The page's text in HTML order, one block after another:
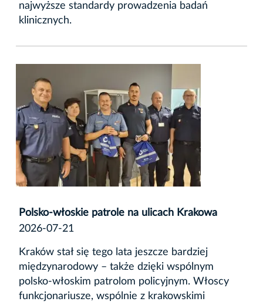
najwyższe standardy prowadzenia badań
klinicznych.
Polsko-włoskie patrole na ulicach Krakowa
2026-07-21
Kraków stał się tego lata jeszcze bardziej
międzynarodowy – także dzięki wspólnym
polsko-włoskim patrolom policyjnym. Włoscy
funkcjonariusze, wspólnie z krakowskimi